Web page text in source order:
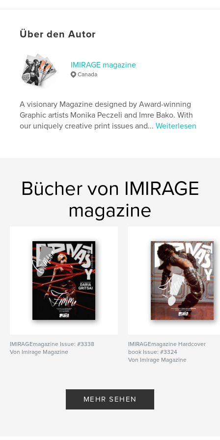
Hauptkategorie: Mode
Projektoption:
Seitenanzahl:
90
ISBN
Softcover: 9781034352631
Veröffentlichungsdatum:Jan. 28, 2021
SpracheEnglish
Schlüsselwörter
Über den Autor
IMIRAGE magazine
Canada
A visionary Magazine designed by Award-winning
Graphic artists Monika Peczeli and Imre Bako. With
our uniquely creative print issues and...Weiterlesen
Bücher von IMIRAGE
magazine
IMIRAGEmagazine Issue: #3338
Von Imirage Magazine
IMIRAGEmagazine Hardcover
book Issue: #3324
Von Imirage Magazine
MEHR SEHEN